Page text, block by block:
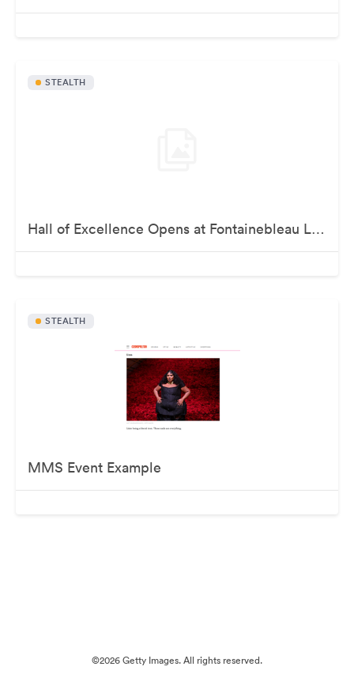
STEALTH
Hall of Excellence Opens at Fontainebleau Las Vegas – Grand Opening Party
STEALTH
MMS Event Example
©2026 Getty Images. All rights reserved.